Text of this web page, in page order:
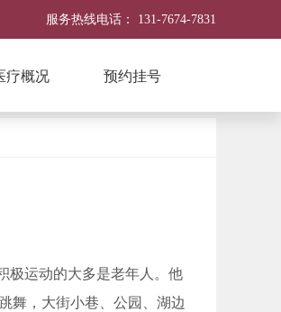
服务热线电话： 131-7674-7831
疗概况 预约挂号
极运动的大多是老年人。他
舞，大街小巷、公园、湖边